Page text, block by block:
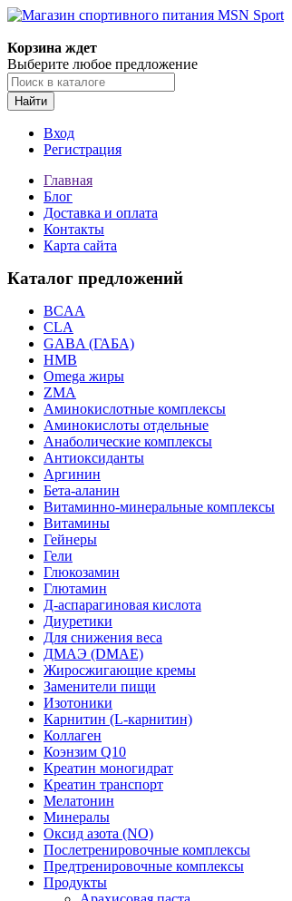
Корзина ждет
Выберите любое предложение
Найти
Вход
Регистрация
Главная
Блог
Доставка и оплата
Контакты
Карта сайта
Каталог предложений
BCAA
CLA
GABA (ГАБА)
HMB
Omega жиры
ZMA
Аминокислотные комплексы
Аминокислоты отдельные
Анаболические комплексы
Антиоксиданты
Аргинин
Бета-аланин
Витаминно-минеральные комплексы
Витамины
Гейнеры
Гели
Глюкозамин
Глютамин
Д-аспарагиновая кислота
Диуретики
Для снижения веса
ДМАЭ (DMAE)
Жиросжигающие кремы
Заменители пищи
Изотоники
Карнитин (L-карнитин)
Коллаген
Коэнзим Q10
Креатин моногидрат
Креатин транспорт
Мелатонин
Минералы
Оксид азота (NO)
Послетренировочные комплексы
Предтренировочные комплексы
Продукты